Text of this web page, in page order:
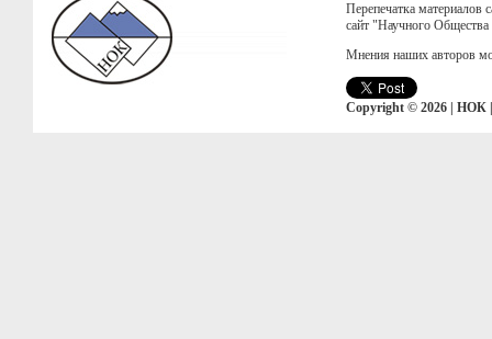
Перепечатка материалов
сайт "Научного
Мнения наших авторов
Copyright © 2026 | НОК